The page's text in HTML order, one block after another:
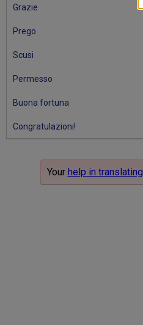
Grazie
Prego
Scusi
Permesso
Buona fortuna
Congratulazioni!
Your help in translating